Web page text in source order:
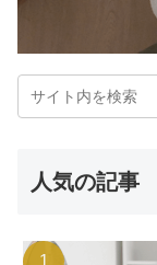
人気の記事